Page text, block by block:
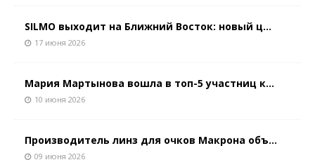
SILMO выходит на Ближний Восток: новый ц...
17 июня 2026
Мария Мартынова вошла в топ-5 участниц к...
10 июня 2026
Производитель линз для очков Макрона объ...
09 июня 2026